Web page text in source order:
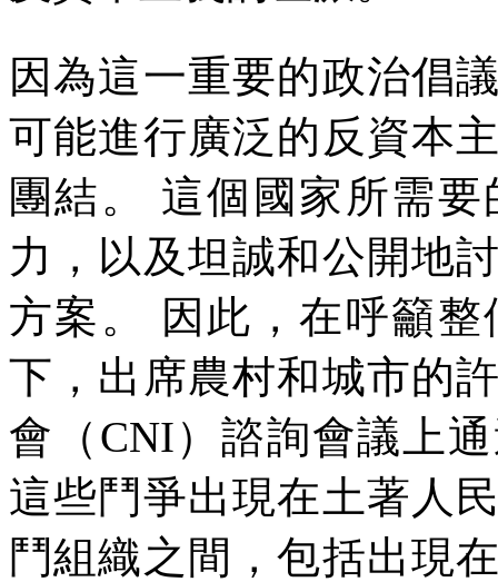
因為這一重要的政治倡
可能進行廣泛的反資本
團結。
這個國家所需
力，以及坦誠和公開地
方案。
因此，在呼籲
下，出席農村和城市的
會（ CNI）諮詢會議上
這些鬥爭出現在土著人
鬥組織之間，包括出現